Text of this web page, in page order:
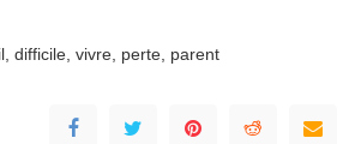
difficile, vivre, perte, parent